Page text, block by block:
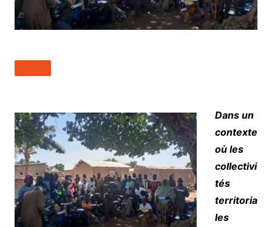
Dans un
contexte
où les
collectivi
tés
territoria
les